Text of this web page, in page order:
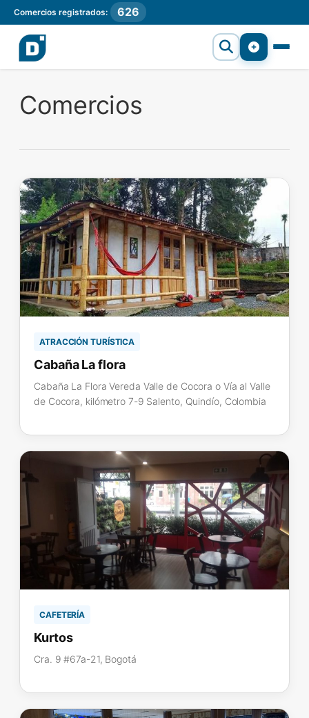
Comercios registrados: 626
Comercios
ATRACCIÓN TURÍSTICA
Cabaña La flora
Cabaña La Flora Vereda Valle de Cocora o Vía al Valle
de Cocora, kilómetro 7-9 Salento, Quindío, Colombia
CAFETERÍA
Kurtos
Cra. 9 #67a-21, Bogotá